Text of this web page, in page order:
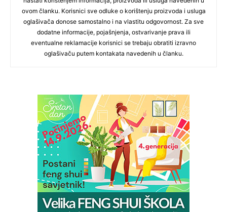
ovom članku. Korisnici sve odluke o korištenju proizvoda i usluga
oglašivača donose samostalno i na vlastitu odgovornost. Za sve
dodatne informacije, pojašnjenja, ostvarivanje prava ili
eventualne reklamacije korisnici se trebaju obratiti izravno
oglašivaču putem kontakata navedenih u članku.